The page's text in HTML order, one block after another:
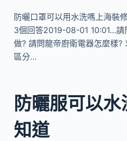
防曬口罩可以用水洗嗎上海裝
3個回答2019-08-01 10:01…請
做? 請問龍帝廚衛電器怎麼樣?
區分…
防曬服可以
知道